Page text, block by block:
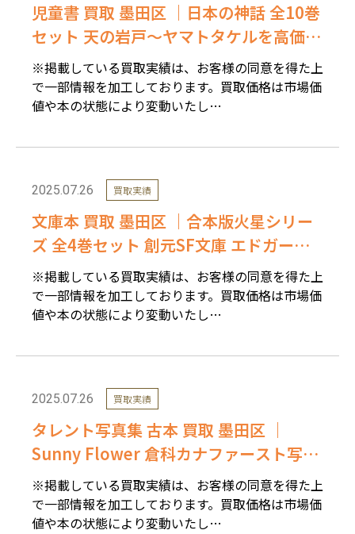
児童書 買取 墨田区 ｜日本の神話 全10巻
セット 天の岩戸〜ヤマトタケルを高価買
取しました。
※掲載している買取実績は、お客様の同意を得た上
で一部情報を加工しております。買取価格は市場価
値や本の状態により変動いたし…
2025.07.26 買取実績
文庫本 買取 墨田区 ｜合本版火星シリー
ズ 全4巻セット 創元SF文庫 エドガー・
ライス・バローズを高価買取しました。
※掲載している買取実績は、お客様の同意を得た上
で一部情報を加工しております。買取価格は市場価
値や本の状態により変動いたし…
2025.07.26 買取実績
タレント写真集 古本 買取 墨田区 ｜
Sunny Flower 倉科カナファースト写真
集を高価買取しました。
※掲載している買取実績は、お客様の同意を得た上
で一部情報を加工しております。買取価格は市場価
値や本の状態により変動いたし…